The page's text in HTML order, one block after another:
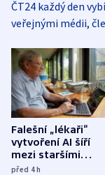
ČT24 každý den
veřejnými médii,
Falešní „lékaři“
vytvoření AI šíří
mezi staršími
Poláky nebezpečné
před 4h